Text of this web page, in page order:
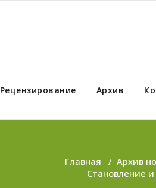
Рецензирование Архив
Главная / Архив
Становление и